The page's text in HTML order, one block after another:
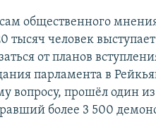
общественного
тысяч человек
от планов
парламента в
вопросу, прошёл один
более 3 500